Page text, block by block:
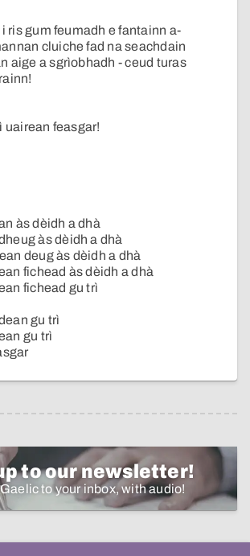
ris gum feumadh e fantainn a-
cluiche fad na seachdain
aige a sgrìobhadh - ceud turas
uairean feasgar!
às dèidh a dhà
às dèidh a dhà
deug às dèidh a dhà
fichead às dèidh a dhà
fichead gu trì
gu trì
gu trì
to our newsletter!
to your inbox, with audio!